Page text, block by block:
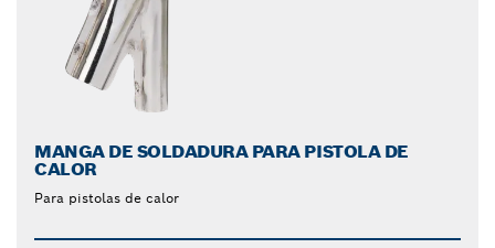
MANGA DE SOLDADURA PARA PISTOLA DE
CALOR
Para pistolas de calor